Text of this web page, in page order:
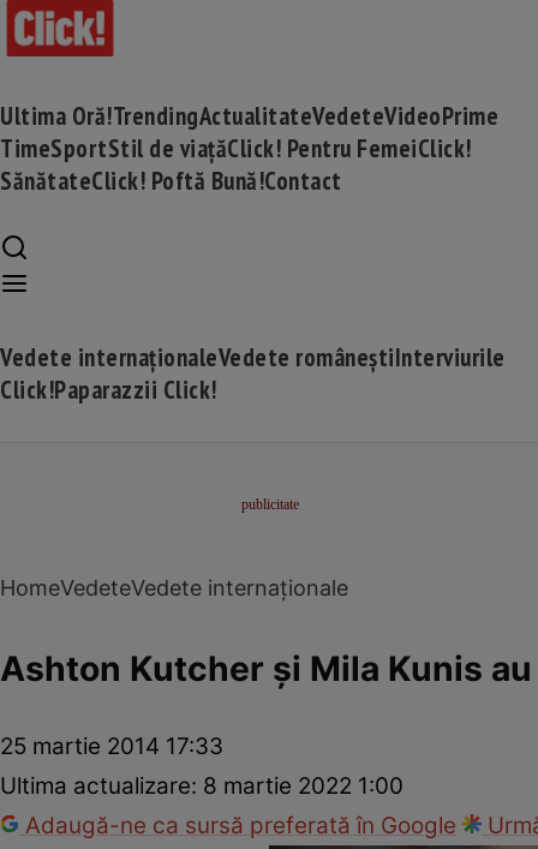
Ultima Oră!TrendingActualitateVedeteVideoPrime
TimeSportStil de viațăClick! Pentru FemeiClick!
SănătateClick! Poftă Bună!Contact
Vedete internaționaleVedete româneștiInterviurile
Click!Paparazzii Click!
HomeVedeteVedete internaționale
Ashton Kutcher şi Mila Kunis
25 martie 2014 17:33
Ultima actualizare: 8 martie 2022 1:00
Adaugă-ne ca sursă preferată în Google